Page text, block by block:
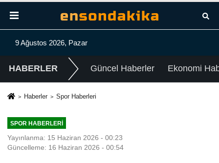
9 Ağustos 2026, Pazar
HABERLER Güncel Haberler Ekonomi
Haberler Spor Haberleri
SPOR HABERLERI
Yayınlanma: 15 Haziran 2026 - 00:23
Güncelleme: 16 Haziran 2026 - 00:54